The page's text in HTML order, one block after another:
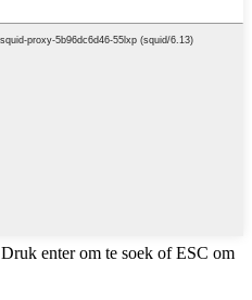
Druk enter om te soek of ESC om